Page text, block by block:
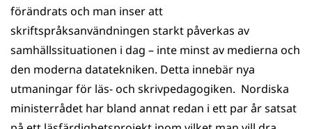
förändrats och man inser att
skriftspråksanvändningen starkt påverkas av
samhällssituationen i dag – inte minst av medierna och
den moderna datatekniken. Detta innebär nya
utmaningar för läs- och skrivpedagogiken. Nordiska
ministerrådet har bland annat redan i ett par år satsat